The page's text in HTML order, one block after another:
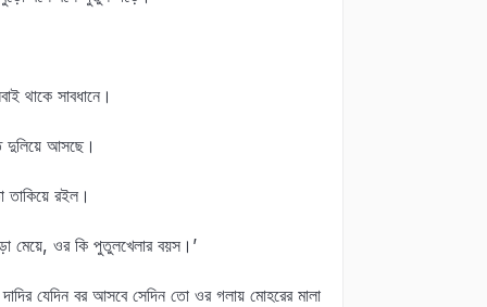
থাকে সাবধানে।
দুলিয়ে আসছে।
তাকিয়ে রইল।
মেয়ে, ওর কি পুতুলখেলার বয়স।’
যেদিন বর আসবে সেদিন তো ওর গলায় মোহরের মালা